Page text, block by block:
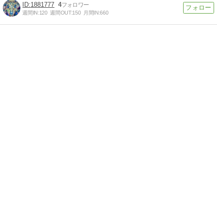
1881777 4
週間IN:120 週間OUT:150 月間IN:660